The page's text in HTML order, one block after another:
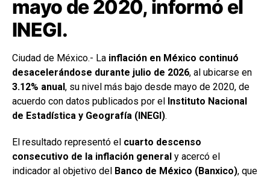
mayo de 2020, informó el
INEGI.
Ciudad de México.- La inflación en México continuó
desacelerándose durante julio de 2026, al ubicarse en
3.12% anual, su nivel más bajo desde mayo de 2020, de
acuerdo con datos publicados por el Instituto Nacional
de Estadística y Geografía (INEGI).
El resultado representó el cuarto descenso
consecutivo de la inflación general y acercó el
indicador al objetivo del Banco de México (Banxico), que